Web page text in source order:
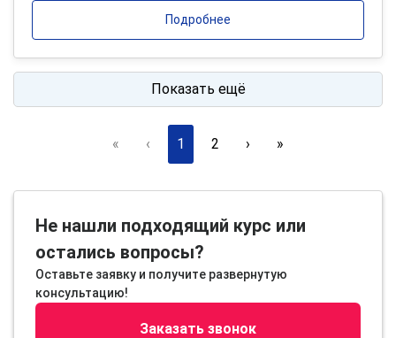
Подробнее
Показать ещё
« ‹ 1 2 › »
Не нашли подходящий курс или
остались вопросы?
Оставьте заявку и получите развернутую
консультацию!
Заказать звонок